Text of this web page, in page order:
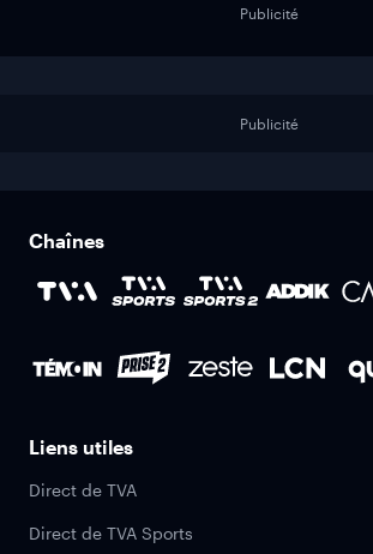
Publicité
Publicité
Chaînes
Liens utiles
Direct de TVA
Direct de TVA Sports